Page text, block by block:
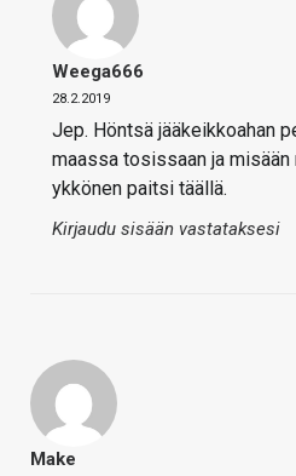
Weega666
28.2.2019
Jep. Höntsä jääkeikkoahan
maassa tosissaan ja
ykkönen paitsi täällä.
Kirjaudu sisään vastataksesi
Make